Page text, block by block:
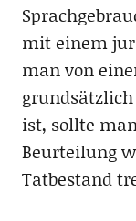
mit einem
man von
ist, sollte
Beurteilung
Tatbestand